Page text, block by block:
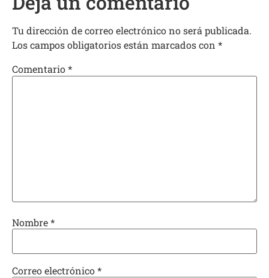
Tu dirección de correo electrónico no será publicada.
Los campos obligatorios están marcados con *
Comentario*
Nombre*
Correo electrónico*